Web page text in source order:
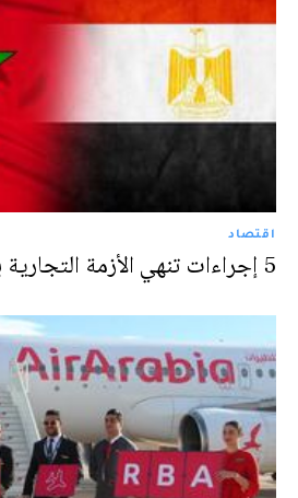
اقتصاد
5 إجراءات تنهي الأزمة التجارية بين المغرب ومصر